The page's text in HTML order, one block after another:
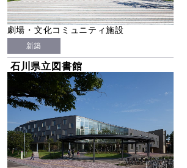
劇場・文化コミュニティ施設
新築
石川県立図書館